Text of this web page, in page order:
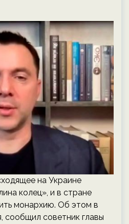
на Украине
колец», и в стране
монархию. Об этом в
сообщил советник главы